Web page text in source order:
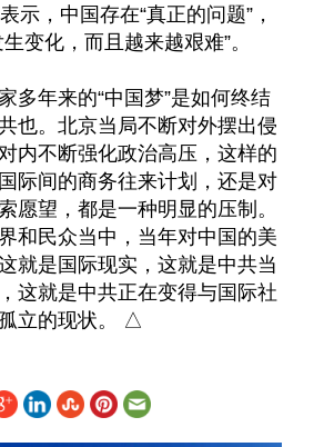
示，中国存在“真正的问题”，
变化，而且越来越艰难”。
多年来的“中国梦”是如何终结
也。北京当局不断对外摆出侵
内不断强化政治高压，这样的
际间的商务往来计划，还是对
愿望，都是一种明显的压制。
和民众当中，当年对中国的美
就是国际现实，这就是中共当
这就是中共正在变得与国际社